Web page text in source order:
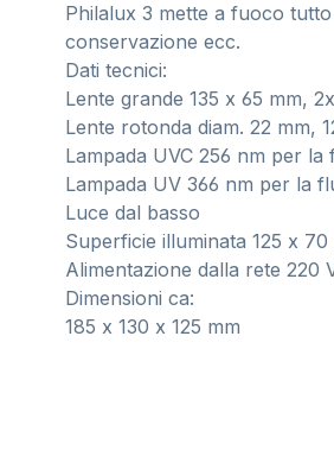
Philalux 3 mette a fuoco
conservazione ecc.
Dati tecnici:
Lente grande 135 x 65 mm, 2x
Lente rotonda diam. 22 mm,
Lampada UVC 256 nm per
Lampada UV 366 nm per la
Luce dal basso
Superficie illuminata 125 x 70
Alimentazione dalla rete 220
Dimensioni ca:
185 x 130 x 125 mm